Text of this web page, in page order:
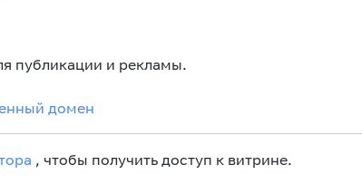
публикации и рекламы.
домен
, чтобы получить доступ к витрине.